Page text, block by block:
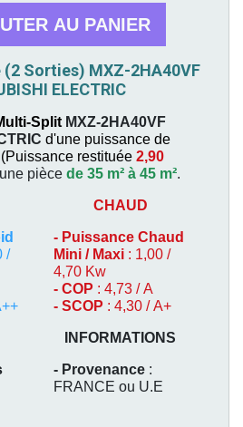
AU PANIER
Sorties) MXZ-2HA40VF
ELECTRIC
Split MXZ-2HA40VF
d'une puissance de
(Puissance restituée 2,90
pièce de 35 m² à 45 m².
/
CHAUD
- Puissance Chaud
Mini / Maxi : 1,00 /
4,70 Kw
- COP : 4,73 / A
- SCOP : 4,30 / A+
INFORMATIONS
- Provenance :
FRANCE ou U.E